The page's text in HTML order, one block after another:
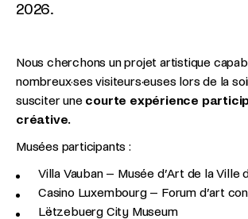
2026.
Nous cherchons un projet artistique
nombreux·ses visiteurs·euses lors de la
susciter une courte expérience
créative.
Musées participants :
Villa Vauban – Musée d’Art de la Ville
Casino Luxembourg – Forum d’art
Lëtzebuerg City Museum